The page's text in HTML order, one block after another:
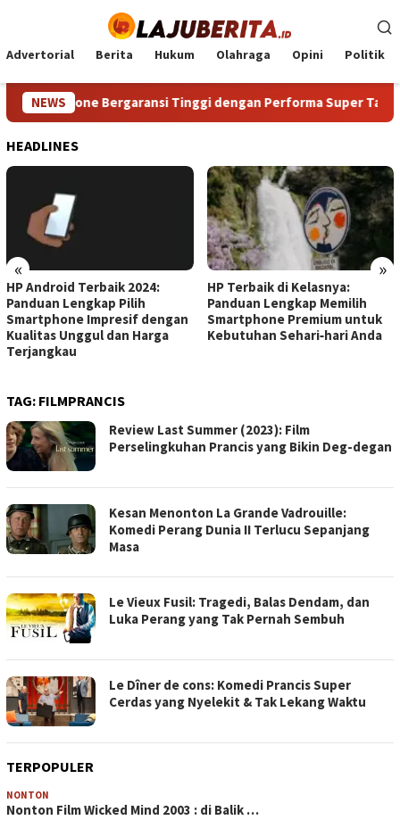
konten
Advertorial Berita Hukum Olahraga Opini Politik
NEWS Bergaransi Tinggi dengan Performa Super Tanpa
HEADLINES
« »
HP Android Terbaik 2024:
Panduan Lengkap Pilih
Smartphone Impresif dengan
Kualitas Unggul dan Harga
Terjangkau
HP Terbaik di Kelasnya:
Panduan Lengkap Memilih
Smartphone Premium untuk
Kebutuhan Sehari‑hari Anda
TAG: FILMPRANCIS
Review Last Summer (2023): Film
Perselingkuhan Prancis yang Bikin Deg-degan
Kesan Menonton La Grande Vadrouille:
Komedi Perang Dunia II Terlucu Sepanjang
Masa
Le Vieux Fusil: Tragedi, Balas Dendam, dan
Luka Perang yang Tak Pernah Sembuh
Le Dîner de cons: Komedi Prancis Super
Cerdas yang Nyelekit & Tak Lekang Waktu
TERPOPULER
NONTON
Nonton Film Wicked Mind 2003 : di Balik …